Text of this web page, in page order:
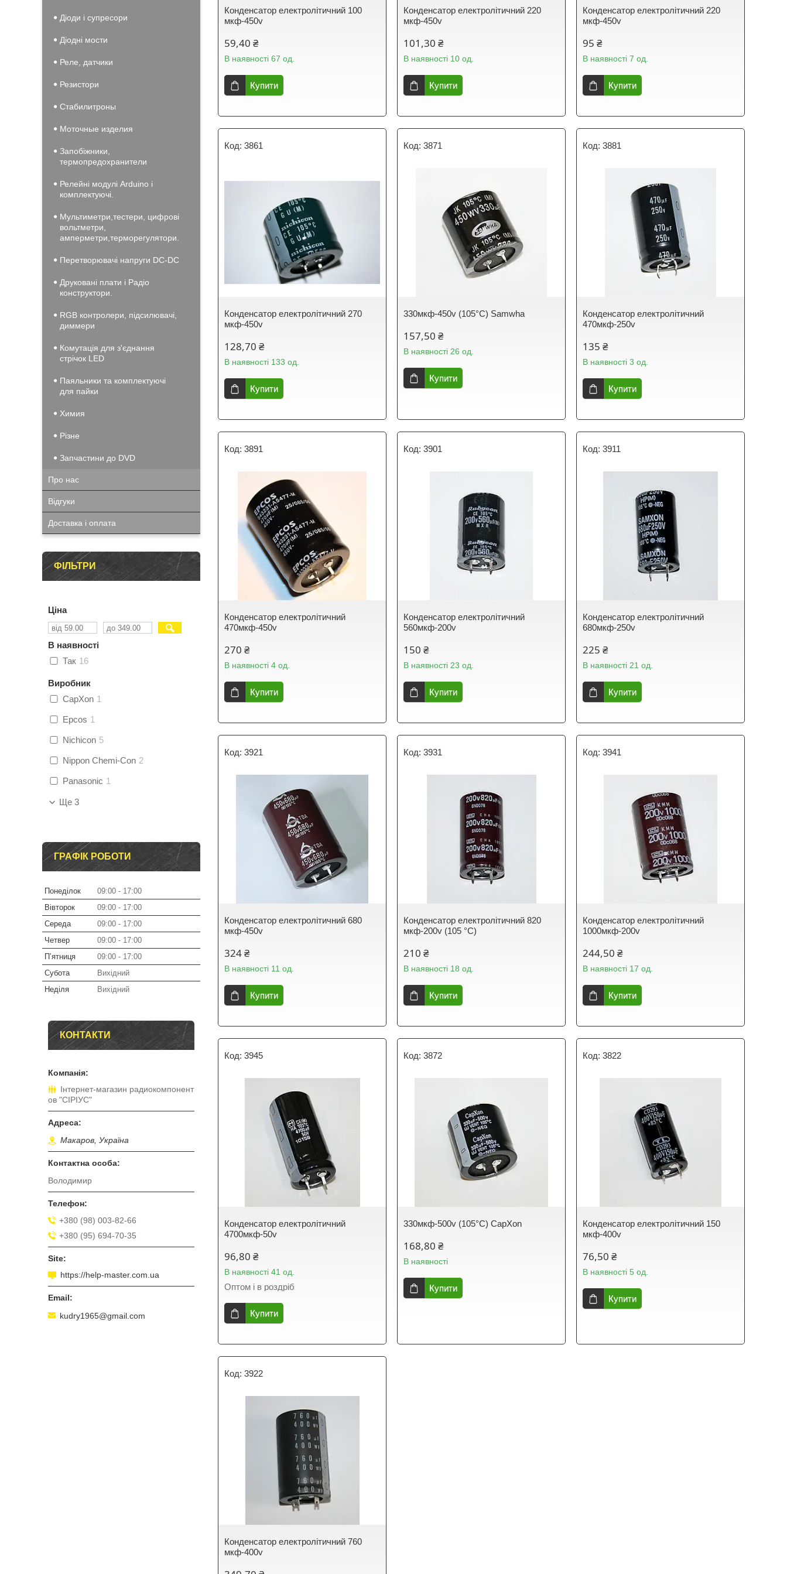
Конденсатор електролітичний 100
мкф-450v
59,40 ₴
В наявності 67 од.
Купити
Конденсатор електролітичний 220
мкф-450v
101,30 ₴
В наявності 10 од.
Купити
Конденсатор електролітичний 220
мкф-450v
95 ₴
В наявності 7 од.
Купити
3861
Конденсатор електролітичний 270
мкф-450v
128,70 ₴
В наявності 133 од.
Купити
3871
330мкф-450v (105°C) Samwha
157,50 ₴
В наявності 26 од.
Купити
3881
Конденсатор електролітичний
470мкф-250v
135 ₴
В наявності 3 од.
Купити
3891
Конденсатор електролітичний
470мкф-450v
270 ₴
В наявності 4 од.
Купити
3901
Конденсатор електролітичний
560мкф-200v
150 ₴
В наявності 23 од.
Купити
3911
Конденсатор електролітичний
680мкф-250v
225 ₴
В наявності 21 од.
Купити
3921
Конденсатор електролітичний 680
мкф-450v
324 ₴
В наявності 11 од.
Купити
3931
Конденсатор електролітичний 820
мкф-200v (105 °C)
210 ₴
В наявності 18 од.
Купити
3941
Конденсатор електролітичний
1000мкф-200v
244,50 ₴
В наявності 17 од.
Купити
3945
Конденсатор електролітичний
4700мкф-50v
96,80 ₴
В наявності 41 од.
Оптом і в роздріб
Купити
3872
330мкф-500v (105°C) CapXon
168,80 ₴
В наявності
Купити
3822
Конденсатор електролітичний 150
мкф-400v
76,50 ₴
В наявності 5 од.
Купити
3922
Конденсатор електролітичний 760
мкф-400v
Діоди і супресори
Діодні мости
Реле, датчики
Резистори
Стабилитроны
Моточные изделия
Запобіжники,
термопредохранители
Релейні модулі Arduino і
комплектуючі.
Мультиметри,тестери, цифрові
вольтметри,
амперметри,терморегулятори.
Перетворювачі напруги DC-DC
Друковані плати і Радіо
конструктори.
RGB контролери, підсилювачі,
диммери
Комутація для з'єднання
стрічок LED
Паяльники та комплектуючі
для пайки
Химия
Різне
Запчастини до DVD
Про нас
Відгуки
Доставка і оплата
ФІЛЬТРИ
Ціна
В наявності
Так 16
Виробник
CapXon 1
Epcos 1
Nichicon 5
Nippon Chemi-Con 2
Panasonic 1
Ще 3
ГРАФІК РОБОТИ
Понеділок 09:00
17:00
Вівторок
09:00
17:00
Середа
09:00
17:00
Четвер
09:00
17:00
Пʼятниця
09:00
17:00
Субота
Вихідний
Неділя
Вихідний
КОНТАКТИ
Інтернет-магазин радиокомпонент
ов "СІРІУС"
Макаров, Україна
Володимир
+380 (98) 003-82-66
+380 (95) 694-70-35
https://help-master.com.ua
kudry1965@gmail.com